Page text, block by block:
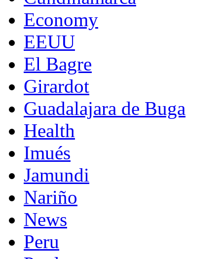
Economy
EEUU
El Bagre
Girardot
Guadalajara de Buga
Health
Imués
Jamundi
Nariño
News
Peru